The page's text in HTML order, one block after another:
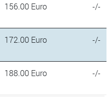
156.00 Euro -/-
172.00 Euro -/-
188.00 Euro -/-